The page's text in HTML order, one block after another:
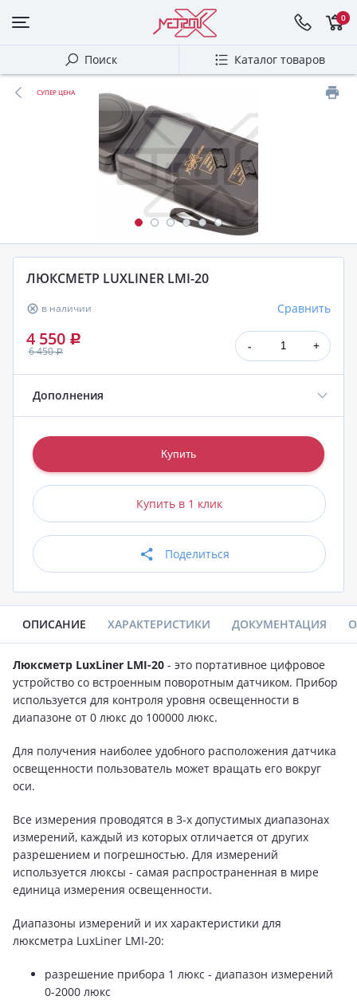
0
Поиск Каталог товаров
СУПЕР ЦЕНА
ЛЮКСМЕТР LUXLINER LMI-20
в наличии Сравнить
- +
4 550 Р
6 450Р
Дополнения
Купить в 1 клик
Поделиться
ОПИСАНИЕ ХАРАКТЕРИСТИКИ ДОКУМЕНТАЦИЯ
Люксметр LuxLiner LMI-20 - это портативное цифровое
устройство со встроенным поворотным датчиком. Прибор
используется для контроля уровня освещенности в
диапазоне от 0 люкс до 100000 люкс.
Для получения наиболее удобного расположения датчика
освещенности пользователь может вращать его вокруг
оси.
Все измерения проводятся в 3-х допустимых диапазонах
измерений, каждый из которых отличается от других
разрешением и погрешностью. Для измерений
используется люксы - самая распространенная в мире
единица измерения освещенности.
Диапазоны измерений и их характеристики для
люксметра LuxLiner LMI-20:
разрешение прибора 1 люкс - диапазон измерений
0-2000 люкс